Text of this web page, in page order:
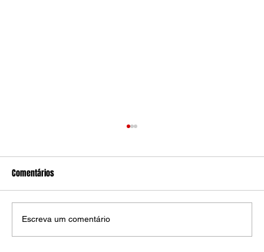
Comentários
Escreva um comentário